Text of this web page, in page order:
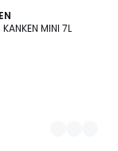
MINI 7L